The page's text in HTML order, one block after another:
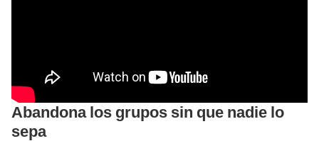
Abandona los grupos sin que nadie lo
sepa